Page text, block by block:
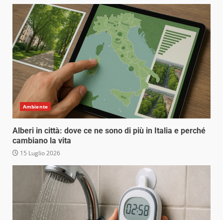
Ambiente
Alberi in città: dove ce ne sono di più in Italia e perché
cambiano la vita
15 Luglio 2026